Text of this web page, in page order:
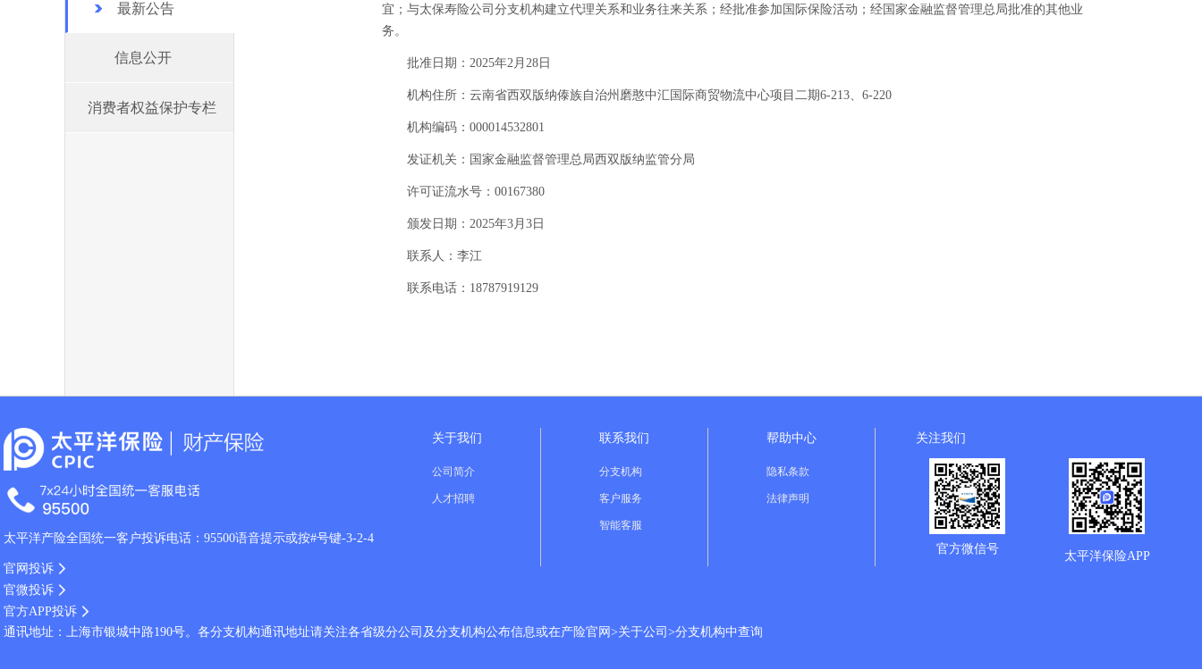
最新公告
信息公开
消费者权益保护专栏
宜；与太保寿险公司分支机构建立代理关系和业务往来关系；经批准参加国际保险活动；经国家金融监督管理总局批准的其他业
务。
批准日期：2025年2月28日
机构住所：云南省西双版纳傣族自治州磨憨中汇国际商贸物流中心项目二期6-213、6-220
机构编码：000014532801
发证机关：国家金融监督管理总局西双版纳监管分局
许可证流水号：00167380
颁发日期：2025年3月3日
联系人：李江
联系电话：18787919129
太平洋产险全国统一客户投诉电话：95500语音提示或按#号键-3-2-4
官网投诉
官微投诉
官方APP投诉
通讯地址：上海市银城中路190号。各分支机构通讯地址请关注各省级分公司及分支机构公布信息或在产险官网>关于公司>分支机构中查询
关于我们
公司简介
人才招聘
联系我们
分支机构
客户服务
智能客服
帮助中心
隐私条款
法律声明
关注我们
官方微信号
太平洋保险APP